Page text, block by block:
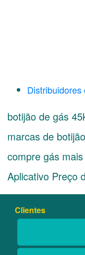
botijão de gás
marcas de
compre gás
Aplicativo Preço
Clientes